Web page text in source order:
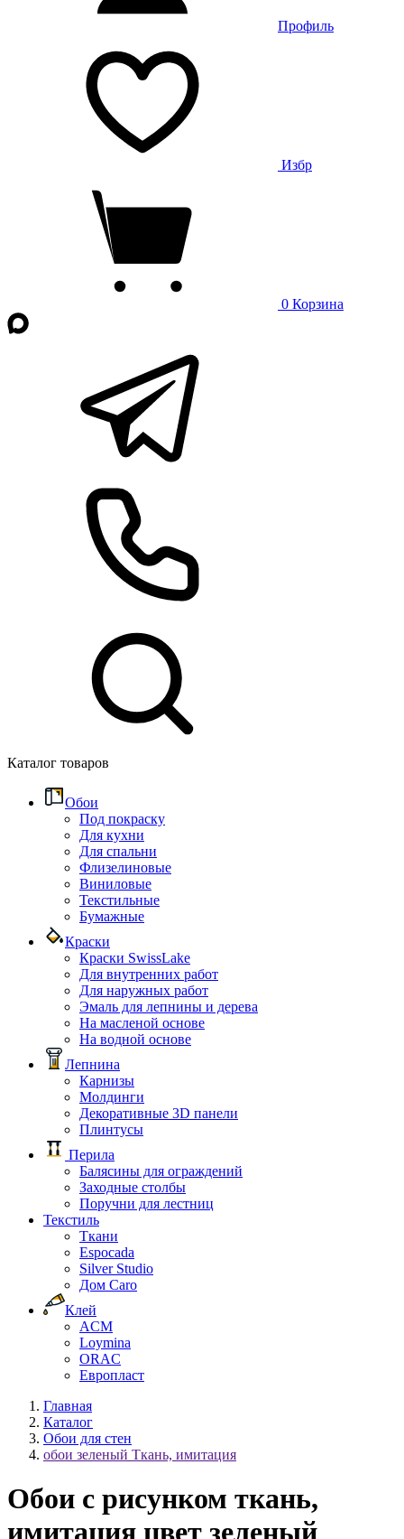
Профиль
Избр
0 Корзина
Каталог товаров
Обои
Под покраску
Для кухни
Для спальни
Флизелиновые
Виниловые
Текстильные
Бумажные
Краски
Краски SwissLake
Для внутренних работ
Для наружных работ
Эмаль для лепнины и дерева
На масленой основе
На водной основе
Лепнина
Карнизы
Молдинги
Декоративные 3D панели
Плинтусы
Перила
Балясины для ограждений
Заходные столбы
Поручни для лестниц
Текстиль
Ткани
Espocada
Silver Studio
Дом Caro
Клей
ACM
Loymina
ORAC
Европласт
Главная
Каталог
Обои для стен
обои зеленый Ткань, имитация
Обои с рисунком ткань,
имитация цвет зеленый